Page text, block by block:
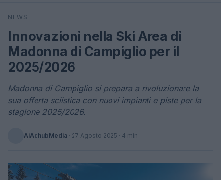
Cerca
NEWS
Innovazioni nella Ski Area di
Madonna di Campiglio per il
2025/2026
Madonna di Campiglio si prepara a rivoluzionare la
sua offerta sciistica con nuovi impianti e piste per la
stagione 2025/2026.
AiAdhubMedia · 27 Agosto 2025 · 4 min